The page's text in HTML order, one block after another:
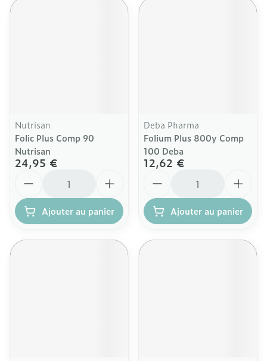
Nutrisan
Folic Plus Comp 90
Nutrisan
24,95 €
Ajouter au panier
Deba Pharma
Folium Plus 800y Comp
100 Deba
12,62 €
Ajouter au panier